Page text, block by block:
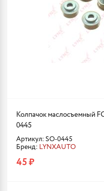
Колпачок маслосъемный
0445
Артикул: SO-0445
Бренд: LYNXAUTO
45 ₽